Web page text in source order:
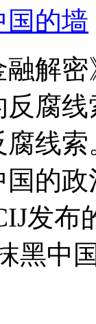
国的墙
解
腐
线
的
发布
黑中